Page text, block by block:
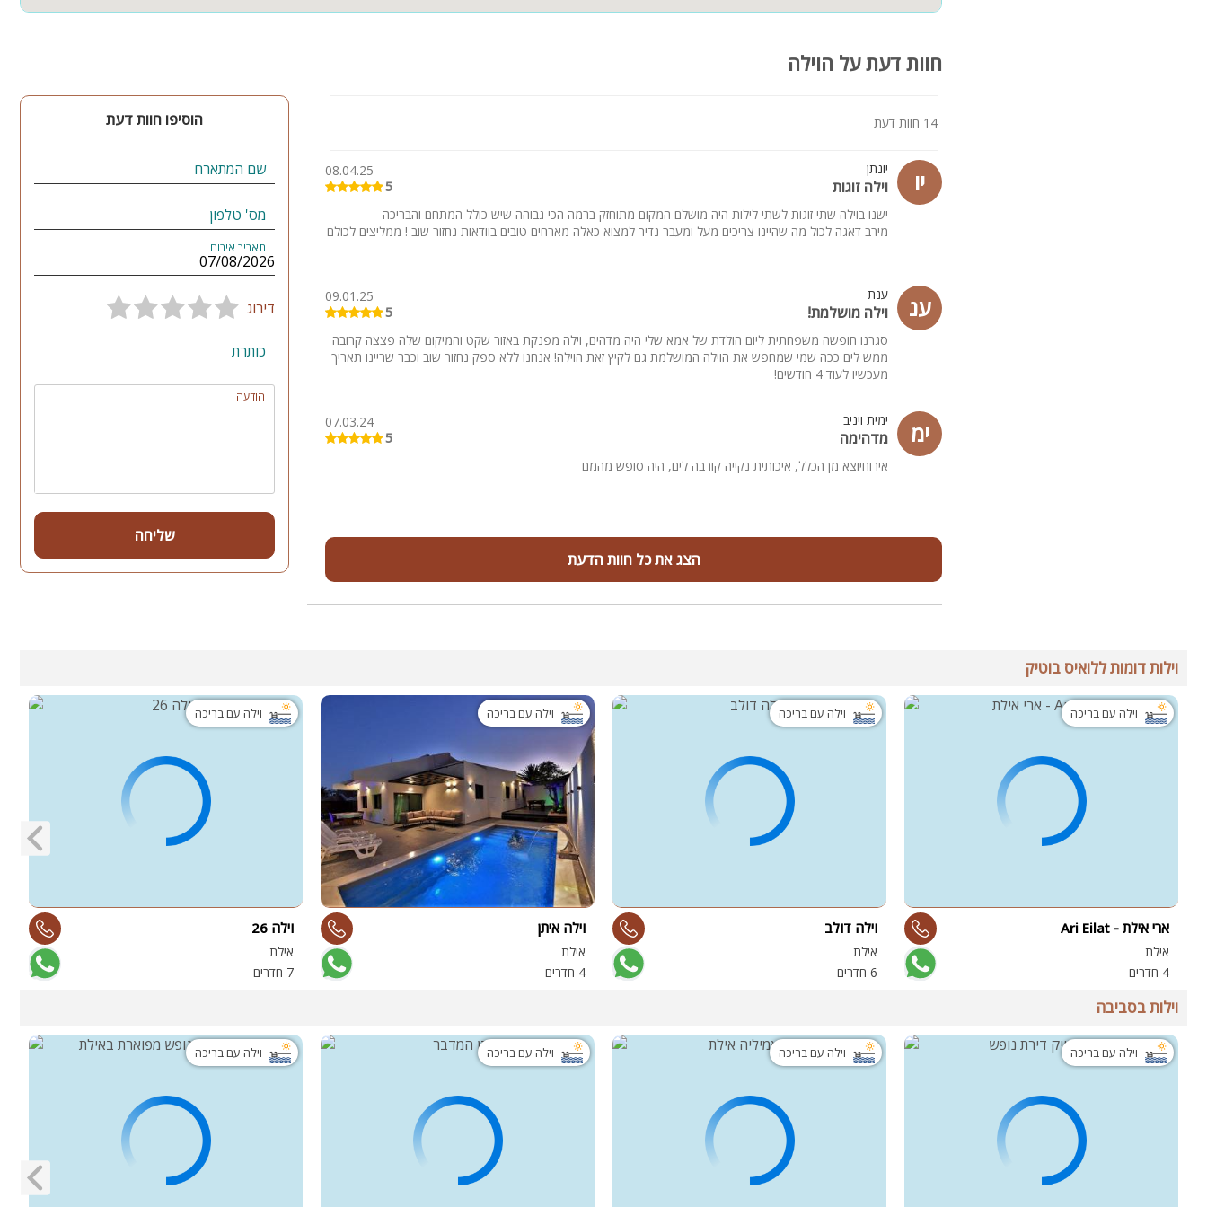
חוות דעת על הוילה
14 חוות דעת
יו יונתן
וילה זוגות
08.04.25
5
ישנו בוילה שתי זוגות לשתי לילות היה מושלם המקום מתוחזק ברמה הכי גבוהה שיש כולל המתחם והבריכה
מירב דאגה לכול מה שהיינו צריכים מעל ומעבר נדיר למצוא כאלה מארחים טובים בוודאות נחזור שוב ! ממליצים לכולם
ענ ענת
וילה מושלמת!
09.01.25
5
סגרנו חופשה משפחתית ליום הולדת של אמא שלי היה מדהים, וילה מפנקת באזור שקט והמיקום שלה פצצה קרובה
ממש לים ככה שמי שמחפש את הוילה המושלמת גם לקיץ זאת הוילה! אנחנו ללא ספק נחזור שוב וכבר שריינו תאריך
מעכשיו לעוד 4 חודשים!
ימ ימית ויניב
מדהימה
07.03.24
5
אירוחיוצא מן הכלל, איכותית נקייה קורבה לים, היה סופש מהמם
הצג את כל חוות הדעת
הוסיפו חוות דעת
שם המתארח
מס' טלפון
תאריך אירוח
דירוג
כותרת
הודעה
שליחה
וילות דומות ללואיס בוטיק
וילה עם בריכה
ארי אילת - Ari Eilat
אילת
4 חדרים
וילה עם בריכה
וילה דולב
אילת
6 חדרים
וילה עם בריכה
וילה איתן
אילת
4 חדרים
וילה עם בריכה
וילה 26
אילת
7 חדרים
וילות בסביבה
וילה עם בריכה וילה עם בריכה וילה עם בריכה וילה עם בריכה